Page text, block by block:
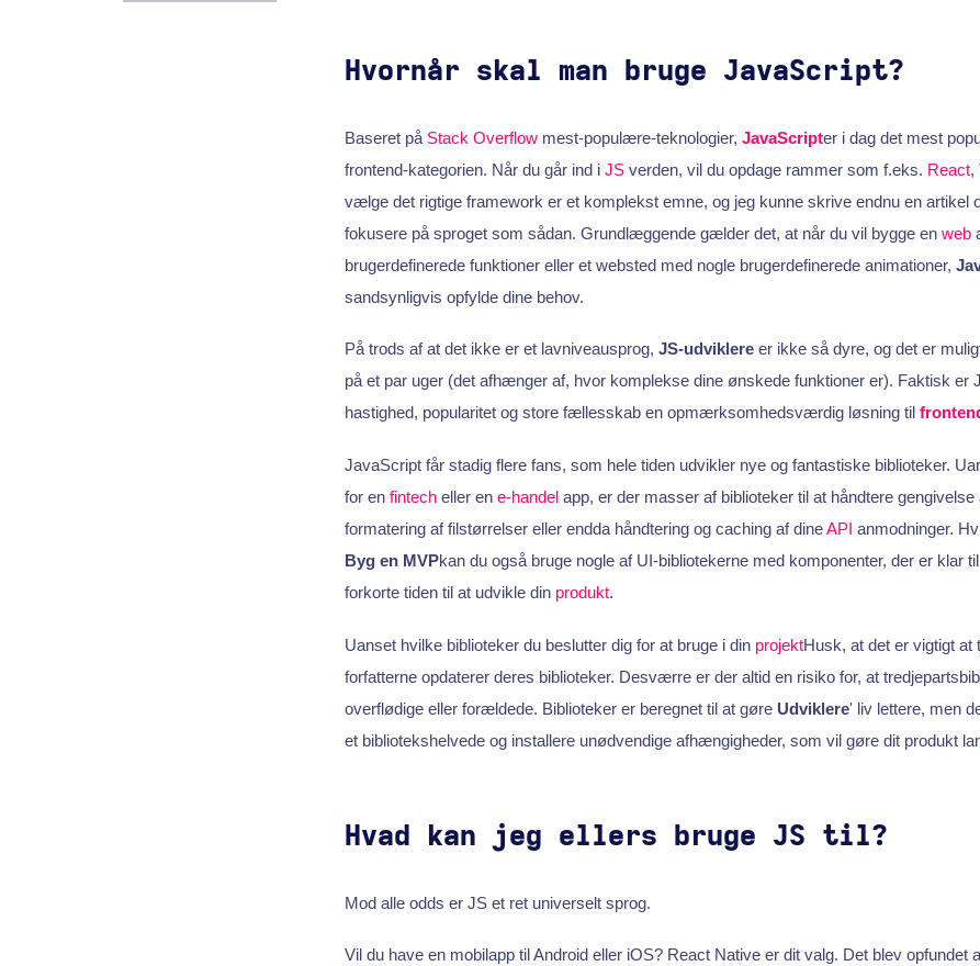
Hvornår skal man bruge JavaScript?
Baseret på Stack Overflowmest-populære-teknologier, JavaScripter i dag det mest
frontend-kategorien. Når du går ind i JSverden, vil du opdage rammer som f.eks. React,
vælge det rigtige framework er et komplekst emne, og jeg kunne skrive endnu en artikel
fokusere på sproget som sådan. Grundlæggende gælder det, at når du vil bygge en web
brugerdefinerede funktioner eller et websted med nogle brugerdefinerede animationer,
sandsynligvis opfylde dine behov.
På trods af at det ikke er et lavniveausprog, JS-udviklereer ikke så dyre, og det er
på et par uger (det afhænger af, hvor komplekse dine ønskede funktioner er). Faktisk er
hastighed, popularitet og store fællesskab en opmærksomhedsværdig løsning til
JavaScript får stadig flere fans, som hele tiden udvikler nye og fantastiske biblioteker.
for en fintecheller en e-handelapp, er der masser af biblioteker til at håndtere gengivelse
formatering af filstørrelser eller endda håndtering og caching af dineAPI anmodninger.
Byg en MVPkan du også bruge nogle af UI-bibliotekerne med komponenter, der er klar
forkorte tiden til at udvikle din produkt.
Uanset hvilke biblioteker du beslutter dig for at bruge i din projektHusk, at det er vigtigt at
forfatterne opdaterer deres biblioteker. Desværre er der altid en risiko for, at
overflødige eller forældede. Biblioteker er beregnet til at gøre Udviklere' liv lettere, men
et bibliotekshelvede og installere unødvendige afhængigheder, som vil gøre dit produkt
Hvad kan jeg ellers bruge JS til?
Mod alle odds er JS et ret universelt sprog.
Vil du have en mobilapp til Android eller iOS? React Native er dit valg. Det blev opfundet